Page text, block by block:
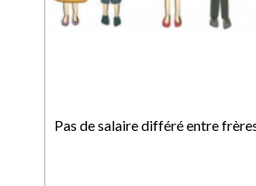
Pas de salaire différé entre